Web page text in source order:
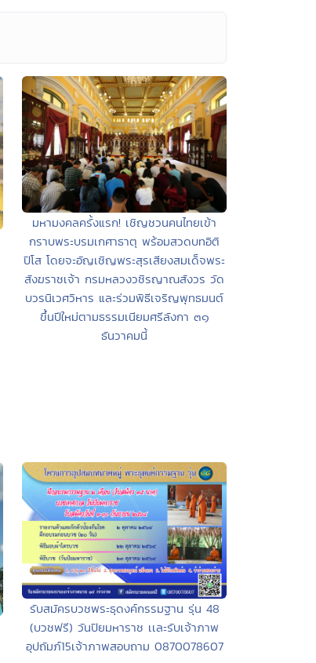
มหามงคลครั้งแรก! เชิญชวนคนไทยเข้า
กราบพระบรมเกศาธาตุ พร้อมสวดบทอิติ
ปิโส โดยจะอัญเชิญพระสุรเสียงสมเด็จพระ
สังฆราชเจ้า กรมหลวงวชิรญาณสังวร วัด
บวรนิเวศวิหาร และร่วมพิธีเจริญพุทธมนต์
ขึ้นปีใหม่ตามธรรมเนียมศรีลังกา ๓๑
ธันวาคมนี้
รับสมัครบวชพระธุดงค์กรรมฐาน รุ่น 48
(บวชฟรี) วันปิยมหาราช เเละรับเจ้าภาพ
อุปถัมภ์15เจ้าภาพสอบถาม 0870078607